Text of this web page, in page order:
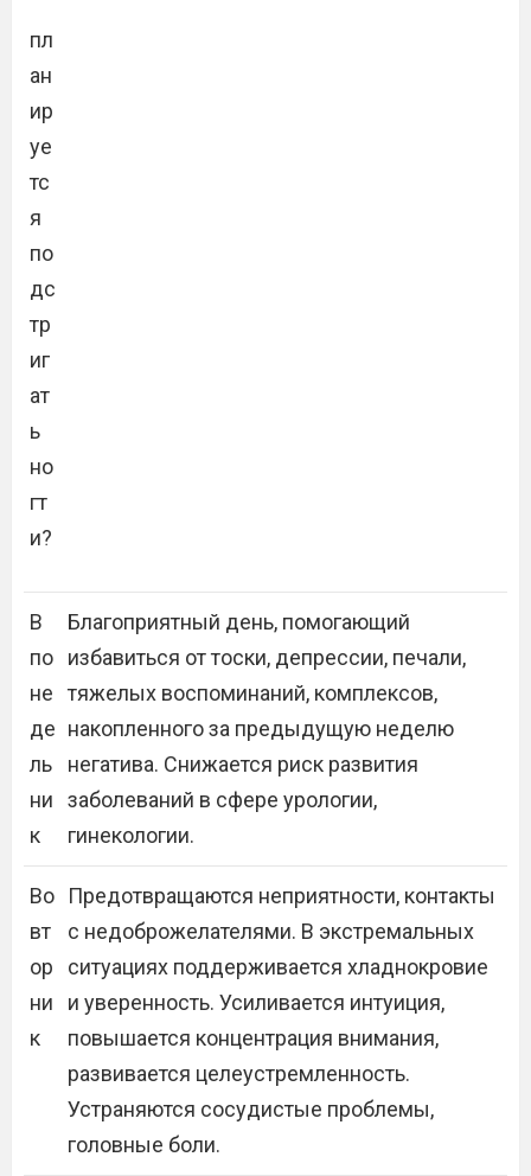
пл
ан
ир
уе
тс
я
по
дс
тр
иг
ат
ь
но
гт
и?
В
по
не
де
ль
ни
к
Благоприятный день, помогающий
избавиться от тоски, депрессии, печали,
тяжелых воспоминаний, комплексов,
накопленного за предыдущую неделю
негатива. Снижается риск развития
заболеваний в сфере урологии,
гинекологии.
Во
вт
ор
ни
к
Предотвращаются неприятности, контакты
с недоброжелателями. В экстремальных
ситуациях поддерживается хладнокровие
и уверенность. Усиливается интуиция,
повышается концентрация внимания,
развивается целеустремленность.
Устраняются сосудистые проблемы,
головные боли.